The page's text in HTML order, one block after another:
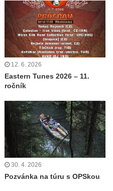
12. 6. 2026
Eastern Tunes 2026 – 11.
ročník
30. 4. 2026
Pozvánka na túru s OPSkou